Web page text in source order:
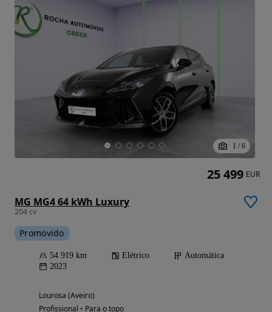
1 / 6
MG MG4 64 kWh Luxury
204 cv
Promovido
54 919 km Elétrico
Automática
2023
Lourosa (Aveiro)
Profissional • Para o topo
25 499 EUR